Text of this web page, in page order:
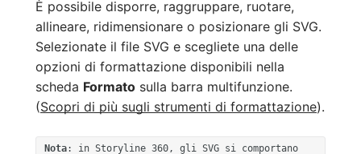
È possibile disporre, raggruppare, ruotare,
allineare, ridimensionare o posizionare gli SVG.
Selezionate il file SVG e scegliete una delle
opzioni di formattazione disponibili nella
scheda Formato sulla barra multifunzione.
(Scopri di più sugli strumenti di formattazione).
Nota: in Storyline 360, gli SVG si comportano